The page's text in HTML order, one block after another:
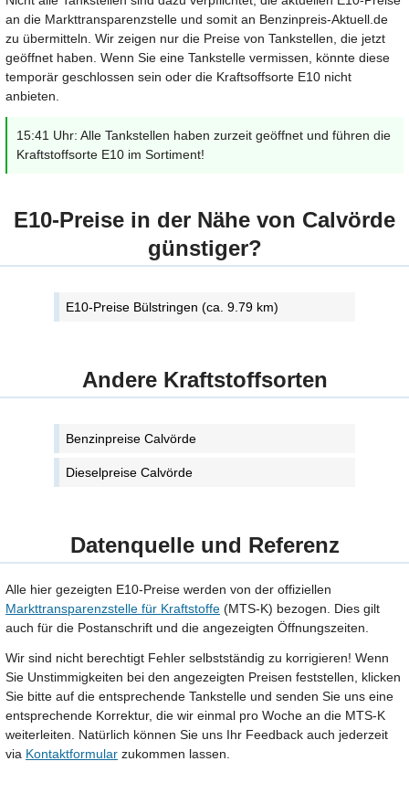
an die Markttransparenzstelle und somit an Benzinpreis-Aktuell.de
zu übermitteln. Wir zeigen nur die Preise von Tankstellen, die jetzt
geöffnet haben. Wenn Sie eine Tankstelle vermissen, könnte diese
temporär geschlossen sein oder die Kraftsoffsorte E10 nicht
anbieten.
15:41 Uhr: Alle Tankstellen haben zurzeit geöffnet und führen die
Kraftstoffsorte E10 im Sortiment!
E10-Preise in der Nähe von Calvörde
günstiger?
E10-Preise Bülstringen (ca. 9.79 km)
Andere Kraftstoffsorten
Benzinpreise Calvörde
Dieselpreise Calvörde
Datenquelle und Referenz
Alle hier gezeigten E10-Preise werden von der offiziellen
Markttransparenzstelle für Kraftstoffe (MTS-K) bezogen. Dies gilt
auch für die Postanschrift und die angezeigten Öffnungszeiten.
Wir sind nicht berechtigt Fehler selbstständig zu korrigieren! Wenn
Sie Unstimmigkeiten bei den angezeigten Preisen feststellen, klicken
Sie bitte auf die entsprechende Tankstelle und senden Sie uns eine
entsprechende Korrektur, die wir einmal pro Woche an die MTS-K
weiterleiten. Natürlich können Sie uns Ihr Feedback auch jederzeit
via Kontaktformular zukommen lassen.